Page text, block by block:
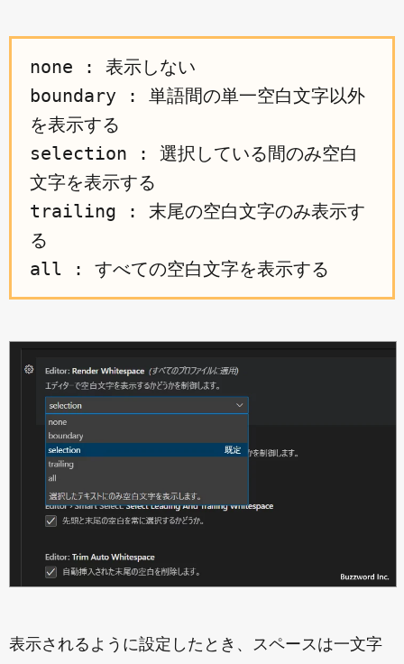
none : 表示しない
boundary : 単語間の単一空白文字以外
を表示する
selection : 選択している間のみ空白
文字を表示する
trailing : 末尾の空白文字のみ表示す
る
all : すべての空白文字を表示する
表示されるように設定したとき、スペースは一文字